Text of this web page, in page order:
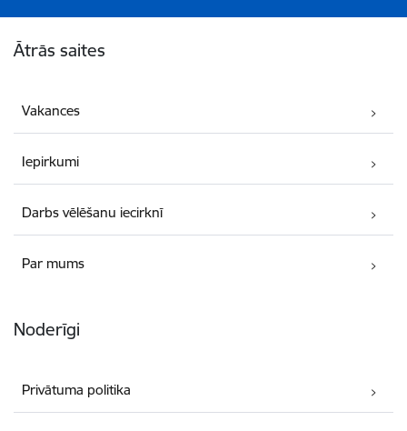
Ātrās saites
Vakances
Iepirkumi
Darbs vēlēšanu iecirknī
Par mums
Noderīgi
Privātuma politika